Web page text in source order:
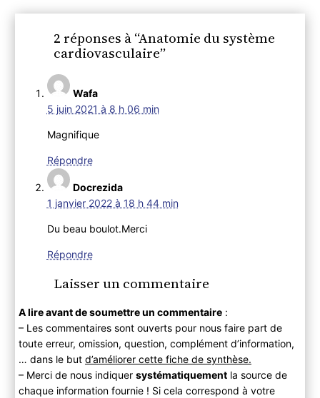
2 réponses à “Anatomie du système
cardiovasculaire”
Wafa
5 juin 2021 à 8 h 06 min
Magnifique
Répondre
Docrezida
1 janvier 2022 à 18 h 44 min
Du beau boulot.Merci
Répondre
Laisser un commentaire
A lire avant de soumettre un commentaire:
– Les commentaires sont ouverts pour nous faire part de
toute erreur, omission, question, complément d’information,
… dans le but d’améliorer cette fiche de synthèse.
– Merci de nous indiquer systématiquementla source de
chaque information fournie ! Si cela correspond à votre